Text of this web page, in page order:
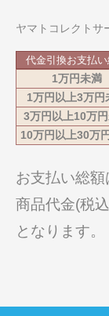
ヤマトコレクトサ
代金引換お支払
1万円未満
1万円以上3万円
3万円以上10万
10万円以上30万
お支払い総額
商品代金(税
となります。